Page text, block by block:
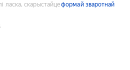
ласка, скарыстайцеформай зваротнай